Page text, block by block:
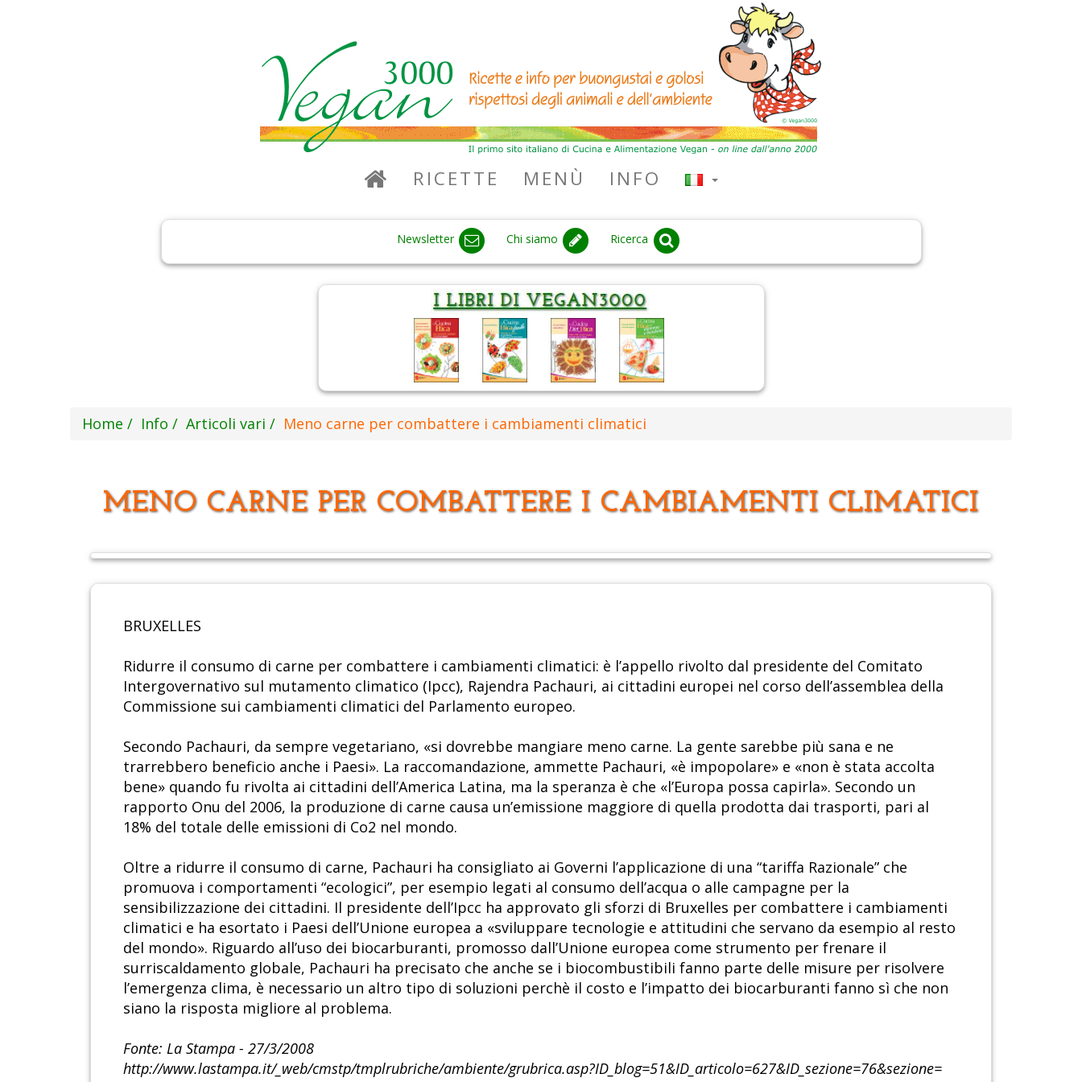
RICETTE MENÙ INFO
Newsletter Chi siamo Ricerca
Home Info Articoli vari Meno carne per combattere i cambiamenti climatici
MENO CARNE PER COMBATTERE I CAMBIAMENTI CLIMATICI
BRUXELLES
Ridurre il consumo di carne per combattere i cambiamenti climatici: è l’appello rivolto dal presidente del Comitato
Intergovernativo sul mutamento climatico (Ipcc), Rajendra Pachauri, ai cittadini europei nel corso dell’assemblea della
Commissione sui cambiamenti climatici del Parlamento europeo.
Secondo Pachauri, da sempre vegetariano, «si dovrebbe mangiare meno carne. La gente sarebbe più sana e ne
trarrebbero beneficio anche i Paesi». La raccomandazione, ammette Pachauri, «è impopolare» e «non è stata accolta
bene» quando fu rivolta ai cittadini dell’America Latina, ma la speranza è che «l’Europa possa capirla». Secondo un
rapporto Onu del 2006, la produzione di carne causa un’emissione maggiore di quella prodotta dai trasporti, pari al
18% del totale delle emissioni di Co2 nel mondo.
Oltre a ridurre il consumo di carne, Pachauri ha consigliato ai Governi l’applicazione di una “tariffa Razionale” che
promuova i comportamenti “ecologici”, per esempio legati al consumo dell’acqua o alle campagne per la
sensibilizzazione dei cittadini. Il presidente dell’Ipcc ha approvato gli sforzi di Bruxelles per combattere i cambiamenti
climatici e ha esortato i Paesi dell’Unione europea a «sviluppare tecnologie e attitudini che servano da esempio al resto
del mondo». Riguardo all’uso dei biocarburanti, promosso dall’Unione europea come strumento per frenare il
surriscaldamento globale, Pachauri ha precisato che anche se i biocombustibili fanno parte delle misure per risolvere
l’emergenza clima, è necessario un altro tipo di soluzioni perchè il costo e l’impatto dei biocarburanti fanno sì che non
siano la risposta migliore al problema.
Fonte: La Stampa - 27/3/2008
http://www.lastampa.it/_web/cmstp/tmplrubriche/ambiente/grubrica.asp?ID_blog=51&ID_articolo=627&ID_sezione=76&sezione=